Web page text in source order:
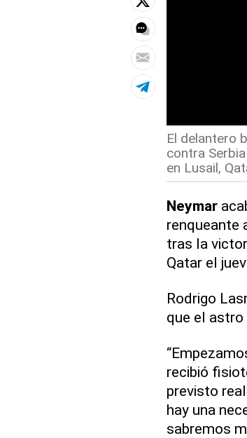
El delantero
contra
en Lusail,
Neymar
renqueante
tras la
Qatar el
Rodrigo
que el
recibió
previsto
hay una
sabremos